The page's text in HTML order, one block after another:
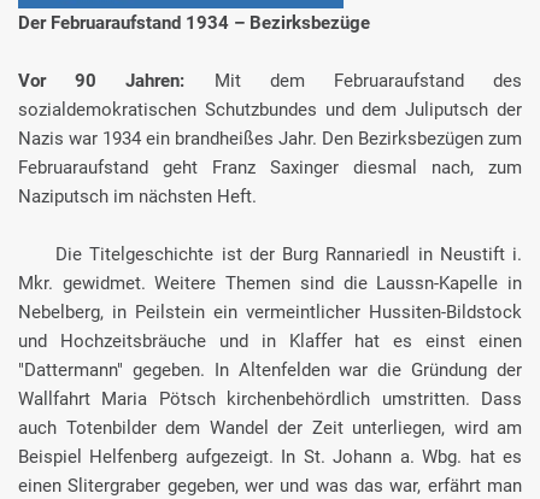
Der Februaraufstand 1934 – Bezirksbezüge
Vor 90 Jahren: Mit dem Februaraufstand des
sozialdemokratischen Schutzbundes und dem Juliputsch der
Nazis war 1934 ein brandheißes Jahr. Den Bezirksbezügen zum
Februaraufstand geht Franz Saxinger diesmal nach, zum
Naziputsch im nächsten Heft.
Die Titelgeschichte ist der Burg Rannariedl in Neustift i.
Mkr. gewidmet. Weitere Themen sind die Laussn-Kapelle in
Nebelberg, in Peilstein ein vermeintlicher Hussiten-Bildstock
und Hochzeitsbräuche und in Klaffer hat es einst einen
"Dattermann" gegeben. In Altenfelden war die Gründung der
Wallfahrt Maria Pötsch kirchenbehördlich umstritten. Dass
auch Totenbilder dem Wandel der Zeit unterliegen, wird am
Beispiel Helfenberg aufgezeigt. In St. Johann a. Wbg. hat es
einen Slitergraber gegeben, wer und was das war, erfährt man